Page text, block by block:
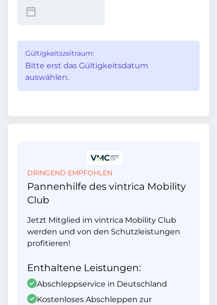
Gültigkeitszeitraum:
Bitte erst das Gültigkeitsdatum
auswählen.
DRINGEND EMPFOHLEN
Pannenhilfe des vintrica Mobility
Club
Jetzt Mitglied im vintrica Mobility Club
werden und von den Schutzleistungen
profitieren!
Enthaltene Leistungen:
Abschleppservice in Deutschland
Kostenloses Abschleppen zur